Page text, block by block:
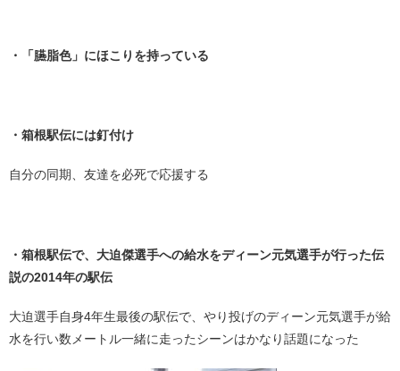
・「臙脂色」にほこりを持っている
・箱根駅伝には釘付け
自分の同期、友達を必死で応援する
・箱根駅伝で、大迫傑選手への給水をディーン元気選手が行った伝
説の2014年の駅伝
大迫選手自身4年生最後の駅伝で、やり投げのディーン元気選手が給
水を行い数メートル一緒に走ったシーンはかなり話題になった